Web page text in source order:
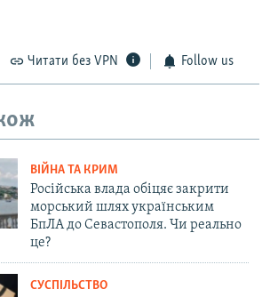
Читати без VPN Follow us
ВІЙНА ТА КРИМ
Російська влада обіцяє закрити
морський шлях українським
БпЛА до Севастополя. Чи реально
це?
СУСПІЛЬСТВО